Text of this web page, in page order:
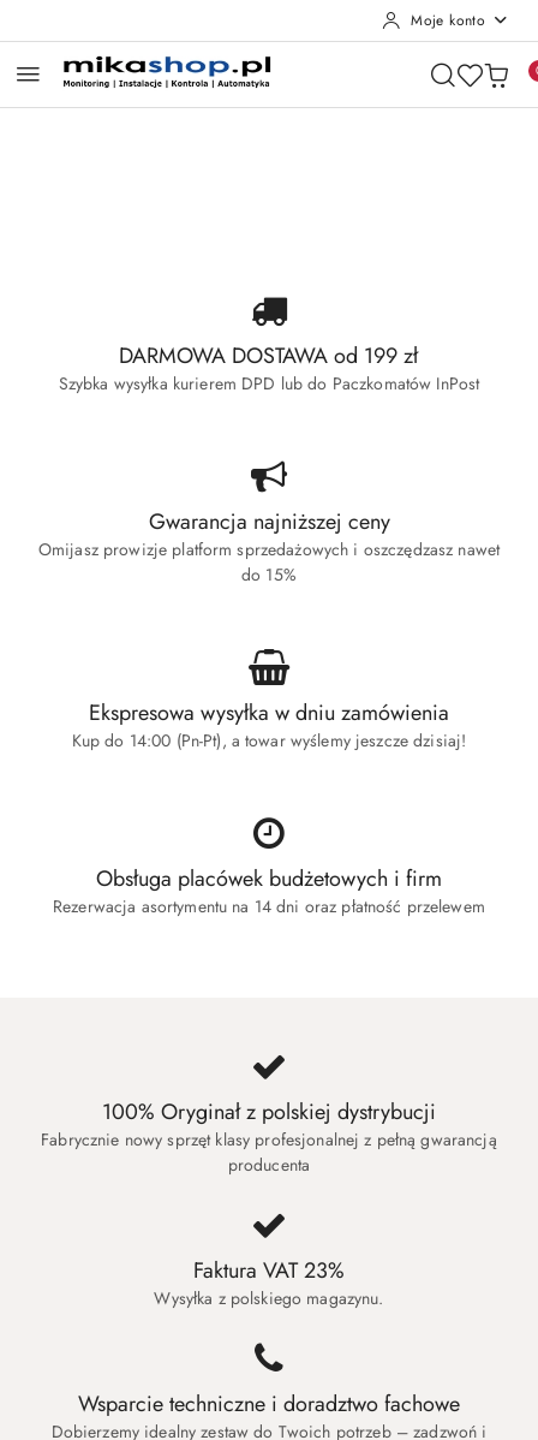
Moje konto
DARMOWA DOSTAWA od 199 zł
Szybka wysyłka kurierem DPD lub do Paczkomatów InPost
Gwarancja najniższej ceny
Omijasz prowizje platform sprzedażowych i oszczędzasz nawet
do 15%
Ekspresowa wysyłka w dniu zamówienia
Kup do 14:00 (Pn-Pt), a towar wyślemy jeszcze dzisiaj!
Obsługa placówek budżetowych i firm
Rezerwacja asortymentu na 14 dni oraz płatność przelewem
100% Oryginał z polskiej dystrybucji
Fabrycznie nowy sprzęt klasy profesjonalnej z pełną gwarancją
producenta
Faktura VAT 23%
Wysyłka z polskiego magazynu.
Wsparcie techniczne i doradztwo fachowe
Dobierzemy idealny zestaw do Twoich potrzeb – zadzwoń i